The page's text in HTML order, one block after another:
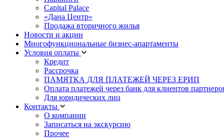
Capital Palace
«Дана Центр»
Продажа вторичного жилья
Новости и акции
Многофункциональные бизнес-апартаменты
Условия оплаты
Кредит
Рассрочка
ПАМЯТКА ДЛЯ ПЛАТЕЖЕЙ ЧЕРЕЗ ЕРИП
Оплата платежей через банк для клиентов
Для юридических лиц
Контакты
О компании
Записаться на экскурсию
Прочее